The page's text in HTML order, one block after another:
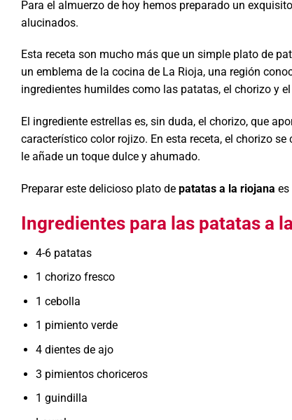
Para el almuerzo de hoy hemos preparado un
alucinados.
Esta receta son mucho más que un simple plato de
un emblema de la cocina de La Rioja, una región
ingredientes humildes como las patatas, el chorizo y
El ingrediente estrellas es, sin duda, el chorizo, que
característico color rojizo. En esta receta, el chorizo
le añade un toque dulce y ahumado.
Preparar este delicioso plato de patatas a la riojana es
Ingredientes para las patatas a
4-6 patatas
1 chorizo fresco
1 cebolla
1 pimiento verde
4 dientes de ajo
3 pimientos choriceros
1 guindilla